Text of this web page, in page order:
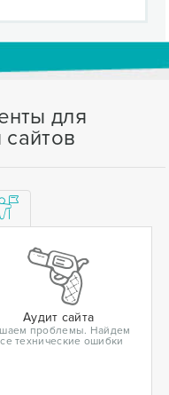
для
Аудит сайта
проблемы. Найдем
технические ошибки